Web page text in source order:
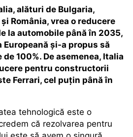
alături de Bulgaria,
România, vrea o reducere
la automobile până în 2035,
Europeană şi-a propus să
100%. De asemenea, Italia
pentru constructorii
Ferrari, cel puţin până în
tehnologică este o
că rezolvarea pentru